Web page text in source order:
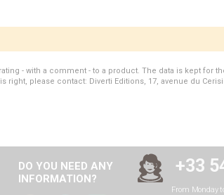
- with a comment - to a product. The data is kept for
please contact: Diverti Editions, 17, avenue du
DO YOU NEED ANY
INFORMATION?
+33
From Monday